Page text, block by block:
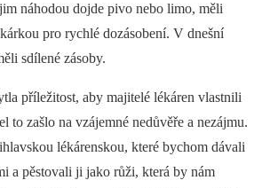
náhodou dojde pivo nebo limo, měli
pro rychlé dozásobení. V dnešní
sdílené zásoby.
příležitost, aby majitelé lékáren vlastnili
to zašlo na vzájemné nedůvěře a nezájmu.
lékárenskou, které bychom dávali
a pěstovali ji jako růži, která by nám